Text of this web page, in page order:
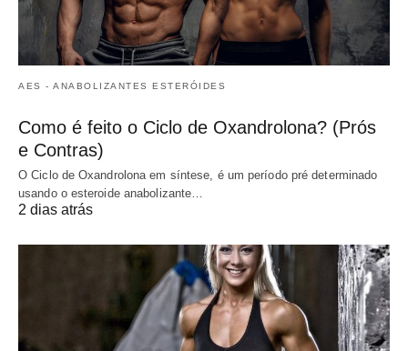
AES - ANABOLIZANTES ESTERÓIDES
Como é feito o Ciclo de Oxandrolona? (Prós
e Contras)
O Ciclo de Oxandrolona em síntese, é um período pré determinado
usando o esteroide anabolizante…
2 dias atrás